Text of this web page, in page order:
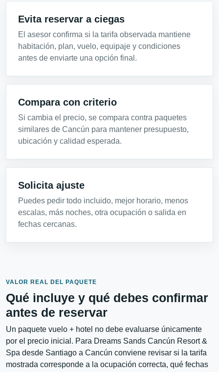
Evita reservar a ciegas
El asesor confirma si la tarifa observada mantiene
habitación, plan, vuelo, equipaje y condiciones
antes de enviarte una opción final.
Compara con criterio
Si cambia el precio, se compara contra paquetes
similares de Cancún para mantener presupuesto,
ubicación y calidad esperada.
Solicita ajuste
Puedes pedir todo incluido, mejor horario, menos
escalas, más noches, otra ocupación o salida en
fechas cercanas.
VALOR REAL DEL PAQUETE
Qué incluye y qué debes confirmar
antes de reservar
Un paquete vuelo + hotel no debe evaluarse únicamente
por el precio inicial. Para Dreams Sands Cancún Resort &
Spa desde Santiago a Cancún conviene revisar si la tarifa
mostrada corresponde a la ocupación correcta, qué fechas